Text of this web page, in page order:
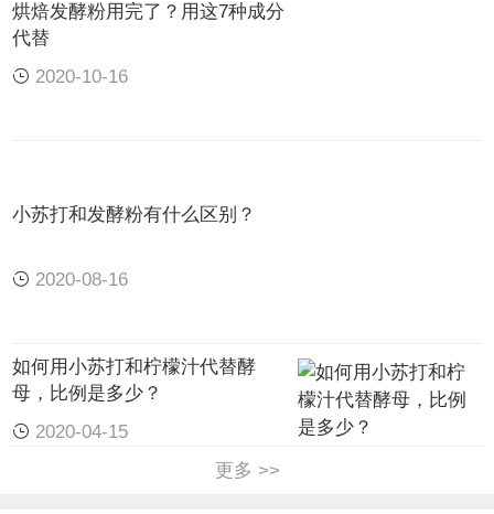
面粉掺水调制成面团后，淀粉中的淀粉酶在适当的
条件下活性显著增加，并将面粉中部分淀粉水解成
♦酵母菌的繁殖、分泌酶和二氧化碳气体、酒香
同。一种是酵母菌在有氧气参与下进行呼吸作用
（即面团刚刚和好，由于和面时不断翻拌，面团内
吸收了大量氧气），利用淀粉水解生成的葡萄糖进
行繁殖，产生大量的二氧化碳气体和水，并放出热
烘焙发酵粉用完了？用这7种成分
代替
2020-10-16
小苏打和发酵粉有什么区别？
2020-08-16
如何用小苏打和柠檬汁代替酵
母，比例是多少？
2020-04-15
更多 >>